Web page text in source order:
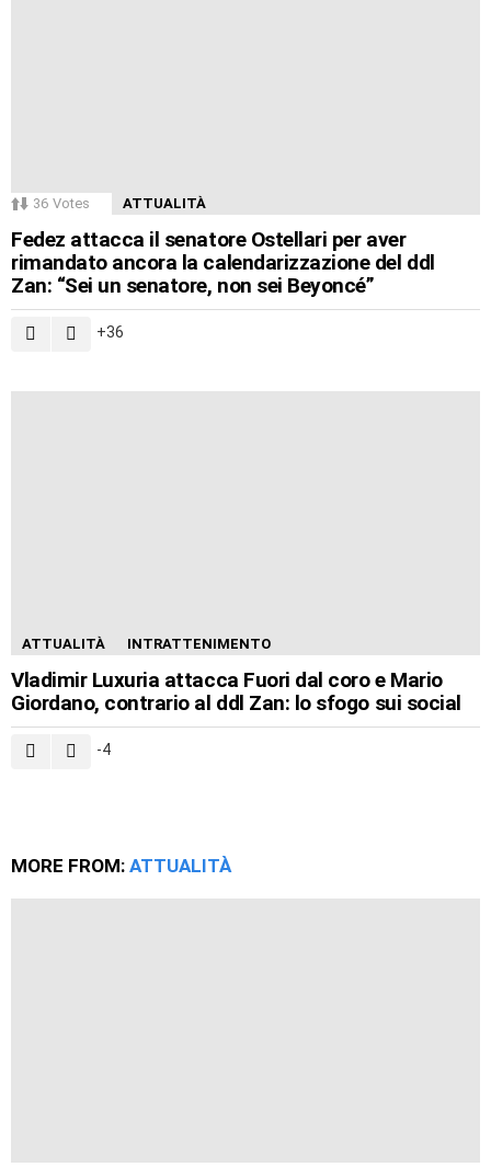
36 Votes ATTUALITÀ
Fedez attacca il senatore Ostellari per aver
rimandato ancora la calendarizzazione del ddl
Zan: “Sei un senatore, non sei Beyoncé”
36
ATTUALITÀ INTRATTENIMENTO
Vladimir Luxuria attacca Fuori dal coro e Mario
Giordano, contrario al ddl Zan: lo sfogo sui social
-4
MORE FROM: ATTUALITÀ